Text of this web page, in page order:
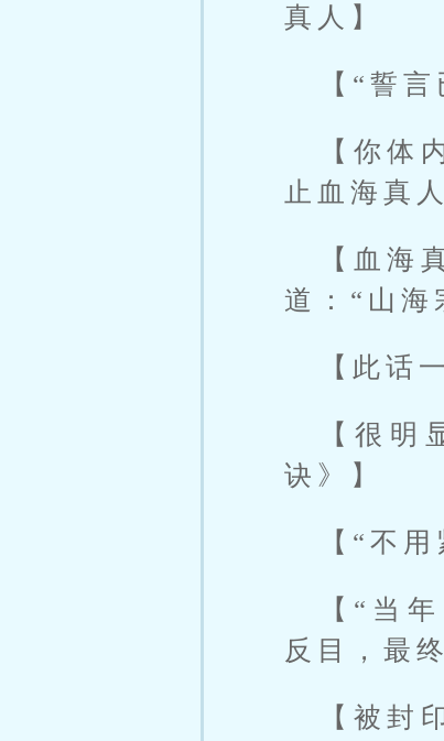
真人】
【“誓
【你体
止血海真
【血海
道：“山海
【此话
【很
诀》】
【“不
【“当
反目，最
【被封